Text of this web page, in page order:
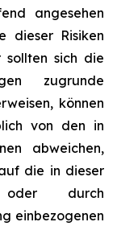
angesehen
dieser Risiken
sollten sich die
zugrunde
können
von den in
abweichen,
die in dieser
oder durch
einbezogenen